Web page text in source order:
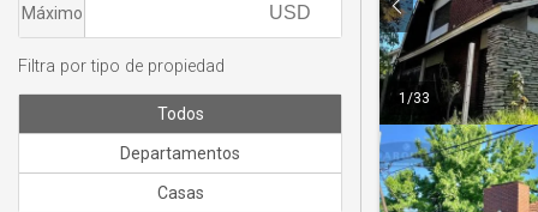
1 /33
Máximo
Filtra por tipo de propiedad
Todos
Departamentos
Casas